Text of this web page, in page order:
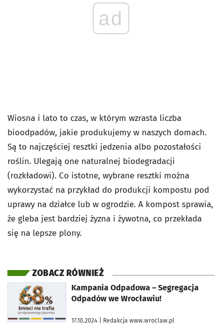
ad
Wiosna i lato to czas, w którym wzrasta liczba
bioodpadów, jakie produkujemy w naszych domach.
Są to najczęściej resztki jedzenia albo pozostałości
roślin. Ulegają one naturalnej biodegradacji
(rozkładowi). Co istotne, wybrane resztki można
wykorzystać na przykład do produkcji kompostu pod
uprawy na działce lub w ogrodzie. A kompost sprawia,
że gleba jest bardziej żyzna i żywotna, co przekłada
się na lepsze plony.
ZOBACZ RÓWNIEŻ
Kampania Odpadowa – Segregacja
Odpadów we Wrocławiu!
17.10.2024 | Redakcja www.wroclaw.pl
otworzy się w nowej karcie